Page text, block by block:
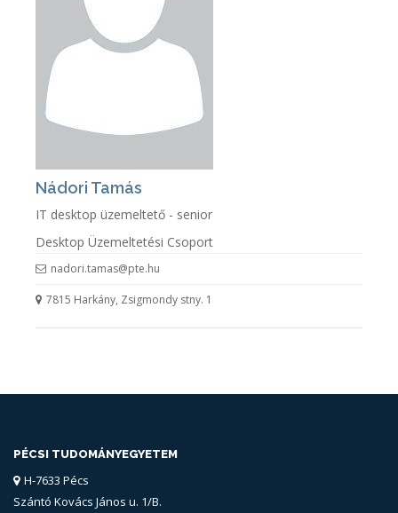
Nádori Tamás
IT desktop üzemeltető - senior
Desktop Üzemeltetési Csoport
nadori.tamas@pte.hu
7815 Harkány, Zsigmondy stny. 1
PÉCSI TUDOMÁNYEGYETEM
H-7633 Pécs
Szántó Kovács János u. 1/B.